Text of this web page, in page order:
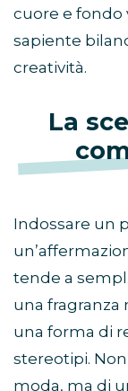
cuore e fondo
sapiente
creatività.
La
Indossare un
tende a
una fragranza
una forma di
stereotipi.
moda, ma di